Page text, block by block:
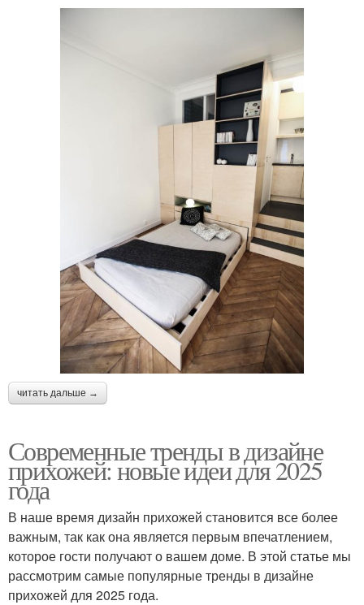
читать дальше →
Современные тренды в дизайне
прихожей: новые идеи для 2025
года
В наше время дизайн прихожей становится все более
важным, так как она является первым впечатлением,
которое гости получают о вашем доме. В этой статье мы
рассмотрим самые популярные тренды в дизайне
прихожей для 2025 года.